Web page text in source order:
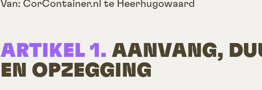
Van: CorContainer.nl te Heerhugowaard
ARTIKEL 1. AANVANG,
EN OPZEGGING